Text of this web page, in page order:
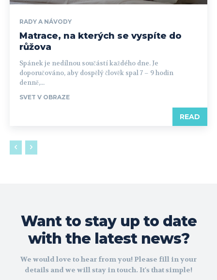
RADY A NÁVODY
Matrace, na kterých se vyspíte do
růžova
Spánek je nedílnou součástí každého dne. Je
doporučováno, aby dospělý člověk spal 7 – 9 hodin
denně,...
SVET V OBRAZE
READ
Want to stay up to date
with the latest news?
We would love to hear from you! Please fill in your
details and we will stay in touch. It's that simple!